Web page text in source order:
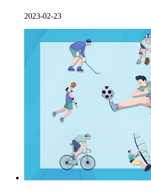
2023-02-23